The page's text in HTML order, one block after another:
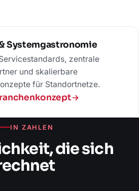
Systemgastronomie
zentrale
und skalierbare
für Standortnetze.
IN ZAHLEN
die sich